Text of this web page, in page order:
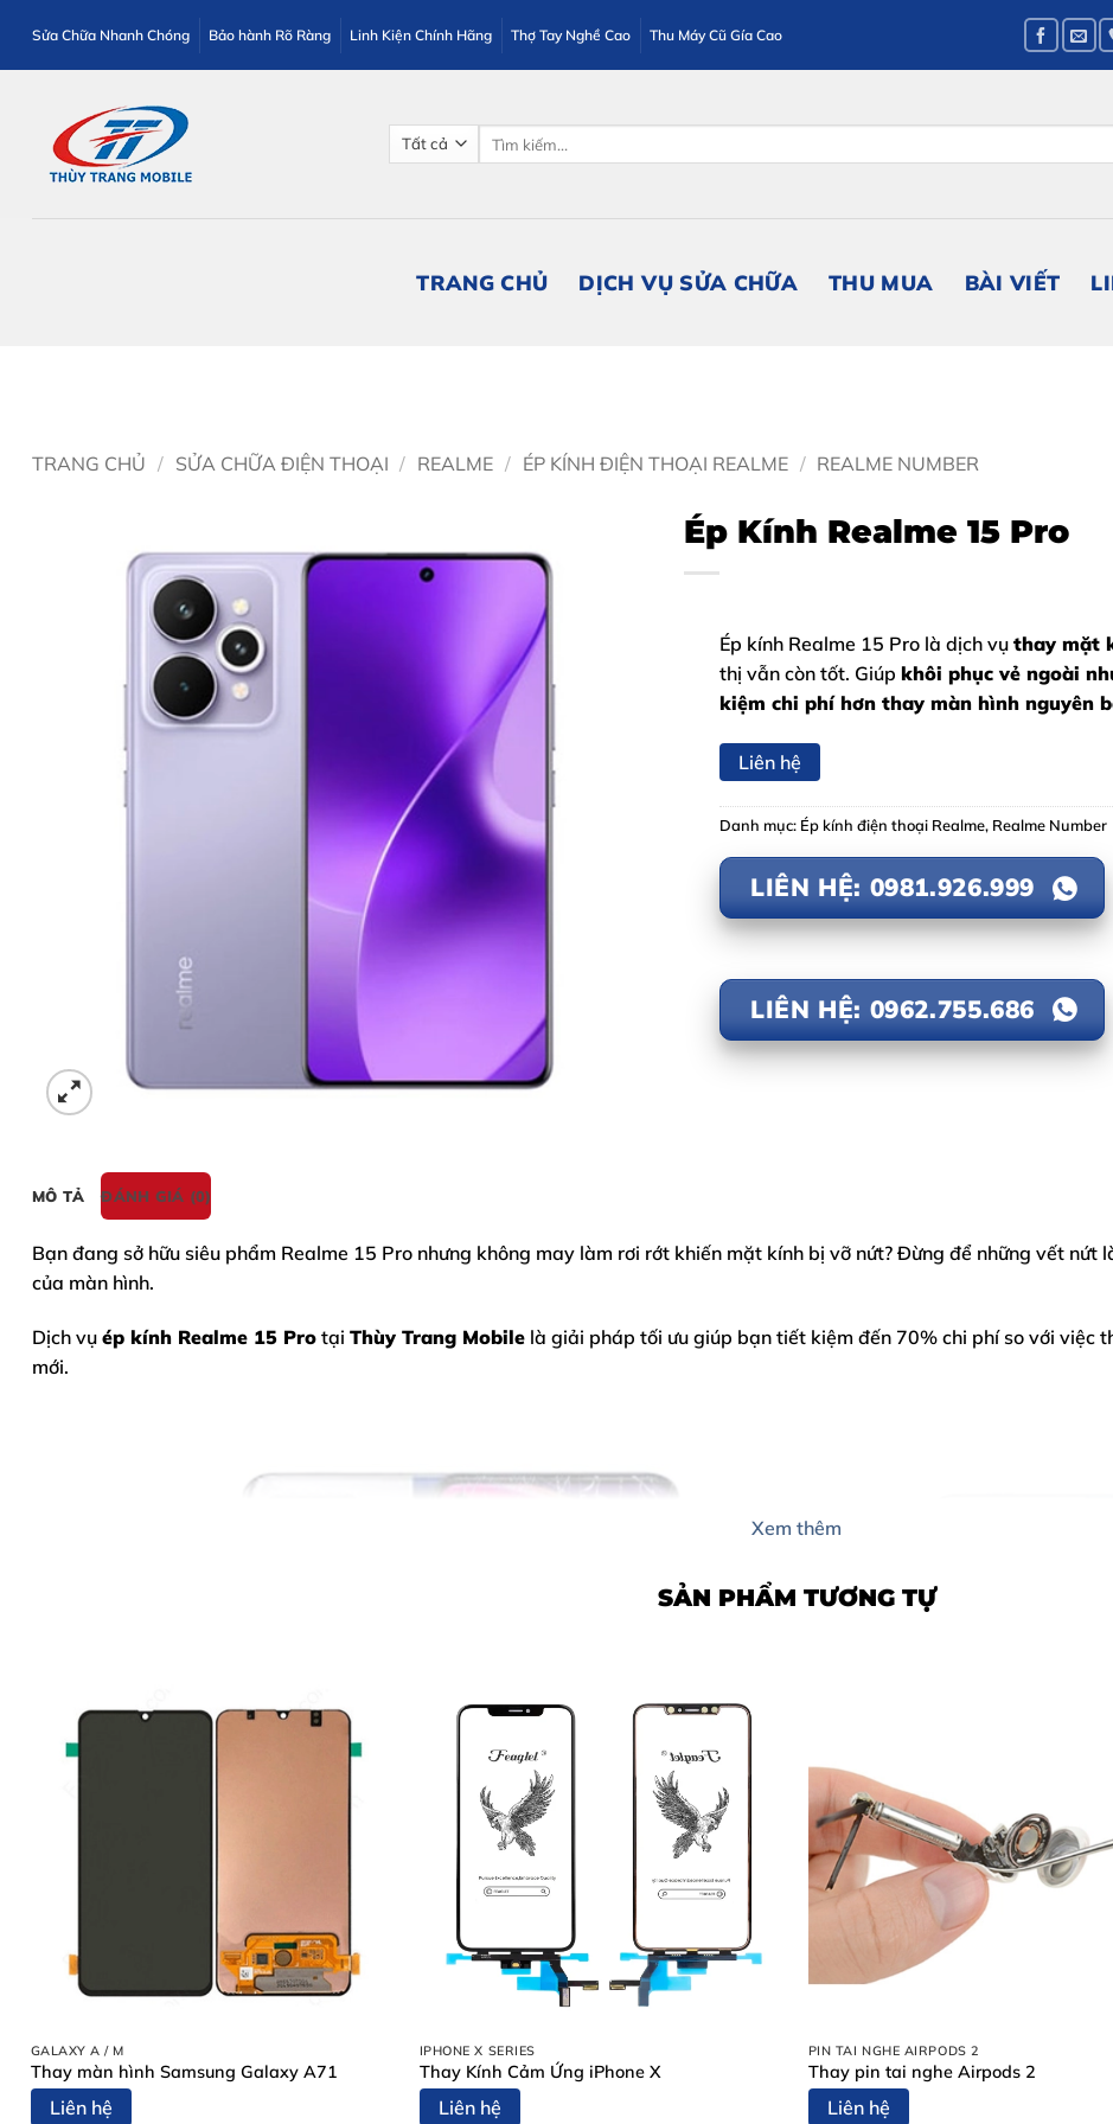
qua
nội
Sửa Chữa Nhanh Chóng Bảo hành Rõ Ràng Linh Kiện Chính Hãng Thợ Tay Nghề Cao Thu Máy Cũ Gía Cao
TRANG CHỦ DỊCH VỤ SỬA CHỮA THU MUA BÀI VIẾT
TRANG CHỦ / SỬA CHỮA ĐIỆN THOẠI / REALME / ÉP KÍNH ĐIỆN THOẠI REALME / REALME NUMBER
Ép Kính Realme 15 Pro
Ép kính Realme 15 Pro là dịch vụ thay mặt
thị vẫn còn tốt. Giúp khôi phục vẻ ngoài
kiệm chi phí hơn thay màn hình nguyên
Liên hệ
Danh mục: Ép kính điện thoại Realme, Realme Number
LIÊN HỆ: 0981.926.999
LIÊN HỆ: 0962.755.686
MÔ TẢ ĐÁNH GIÁ (0)
Bạn đang sở hữu siêu phẩm Realme 15 Pro nhưng không may làm rơi rớt khiến mặt kính bị vỡ nứt? Đừng để những vết
của màn hình.
Dịch vụ ép kính Realme 15 Pro tại Thùy Trang Mobile là giải pháp tối ưu giúp bạn tiết kiệm đến 70% chi phí so với việc
mới.
Xem thêm
SẢN PHẨM TƯƠNG TỰ
GALAXY A / M
Thay màn hình Samsung Galaxy A71
Liên hệ
IPHONE X SERIES
Thay Kính Cảm Ứng iPhone X
Liên hệ
PIN TAI NGHE AIRPODS 2
Thay pin tai nghe Airpods 2
Liên hệ